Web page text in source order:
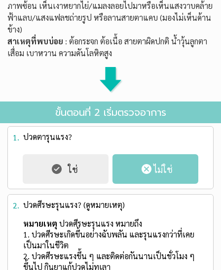
ภาพซ้อน เห็นเงาหยากไย่/แมลงลอยไปมาหรือเห็นแสงวาบคล้าย
ฟ้าแลบ/แสงแฟลชถ่ายรูป หรือลานสายตาแคบ (มองไม่เห็นด้าน
ข้าง)
สาเหตุที่พบบ่อย : ต้อกระจก ต้อเนื้อ สายตาผิดปกติ น้ำวุ้นลูกตา
เสื่อม เบาหวาน ความดันโลหิตสูง
ขั้นตอนที่ 2 เริ่มตรวจอาการ
1. ปวดตารุนแรง?
2. ปวดศีรษะรุนแรง? (ดูหมายเหตุ)
หมายเหตุ ปวดศีรษะรุนแรง หมายถึง
1. ปวดศีรษะเกิดขึ้นอย่างฉับพลัน และรุนแรงกว่าที่เคย
เป็นมาในชีวิต
2. ปวดศีรษะแรงขึ้น ๆ และติดต่อกันนานเป็นชั่วโมง ๆ
ขึ้นไป กินยาแก้ปวดไม่ทุเลา